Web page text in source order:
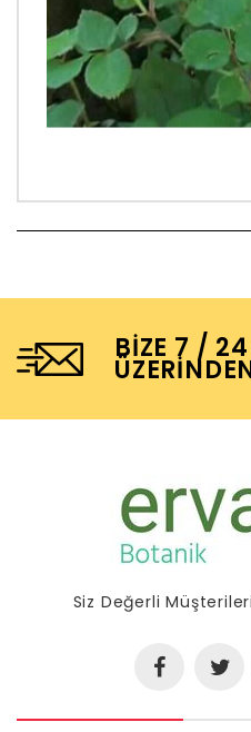
BIZE 7 /
Siz Değerli